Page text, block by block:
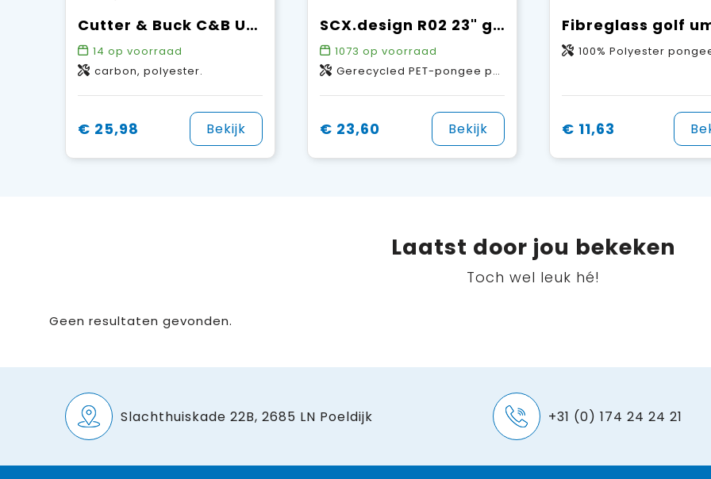
Cutter & Buck C&B Umbrella
14 op voorraad
carbon, polyester.
€ 25,98 Bekijk
SCX.design R02 23" golfparaplu
1073 op voorraad
Gerecycled PET-pongee polyester, ABS-kunststof, Rubber
€ 23,60 Bekijk
100% Polyester
€ 11,63
Laatst door jou bekeken
Toch wel leuk hé!
Geen resultaten gevonden.
Slachthuiskade 22B, 2685 LN Poeldijk +31 (0) 174 24 24 21